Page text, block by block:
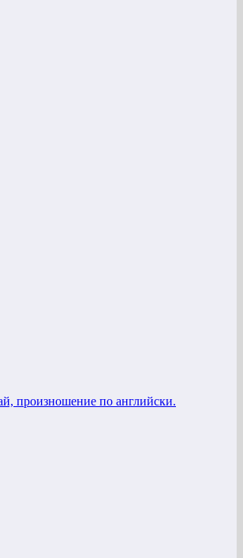
произношение по английски.